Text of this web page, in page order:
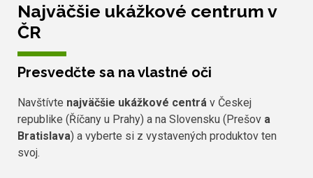
Najväčšie ukážkové centrum v
ČR
Presvedčte sa na vlastné oči
Navštívte najväčšie ukážkové centrá v Českej
republike (Říčany u Prahy) a na Slovensku (Prešov a
Bratislava) a vyberte si z vystavených produktov ten
svoj.